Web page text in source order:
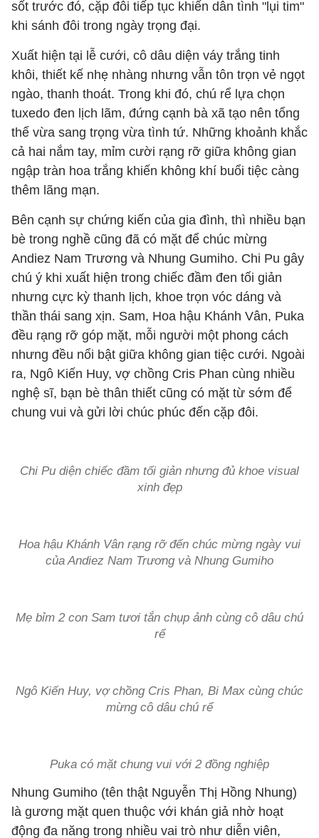
sốt trước đó, cặp đôi tiếp tục khiến dân tình "lụi tim"
khi sánh đôi trong ngày trọng đại.
Xuất hiện tại lễ cưới, cô dâu diện váy trắng tinh
khôi, thiết kế nhẹ nhàng nhưng vẫn tôn trọn vẻ ngọt
ngào, thanh thoát. Trong khi đó, chú rể lựa chọn
tuxedo đen lịch lãm, đứng cạnh bà xã tạo nên tổng
thể vừa sang trọng vừa tình tứ. Những khoảnh khắc
cả hai nắm tay, mỉm cười rạng rỡ giữa không gian
ngập tràn hoa trắng khiến không khí buổi tiệc càng
thêm lãng mạn.
Bên cạnh sự chứng kiến của gia đình, thì nhiều bạn
bè trong nghề cũng đã có mặt để chúc mừng
Andiez Nam Trương và Nhung Gumiho. Chi Pu gây
chú ý khi xuất hiện trong chiếc đầm đen tối giản
nhưng cực kỳ thanh lịch, khoe trọn vóc dáng và
thần thái sang xịn. Sam, Hoa hậu Khánh Vân, Puka
đều rạng rỡ góp mặt, mỗi người một phong cách
nhưng đều nổi bật giữa không gian tiệc cưới. Ngoài
ra, Ngô Kiến Huy, vợ chồng Cris Phan cùng nhiều
nghệ sĩ, bạn bè thân thiết cũng có mặt từ sớm để
chung vui và gửi lời chúc phúc đến cặp đôi.
Chi Pu diện chiếc đầm tối giản nhưng đủ khoe visual
xinh đẹp
Hoa hậu Khánh Vân rạng rỡ đến chúc mừng ngày vui
của Andiez Nam Trương và Nhung Gumiho
Mẹ bỉm 2 con Sam tươi tắn chụp ảnh cùng cô dâu chú
rể
Ngô Kiến Huy, vợ chồng Cris Phan, Bi Max cùng chúc
mừng cô dâu chú rể
Puka có mặt chung vui với 2 đồng nghiệp
Nhung Gumiho (tên thật Nguyễn Thị Hồng Nhung)
là gương mặt quen thuộc với khán giả nhờ hoạt
động đa năng trong nhiều vai trò như diễn viên,